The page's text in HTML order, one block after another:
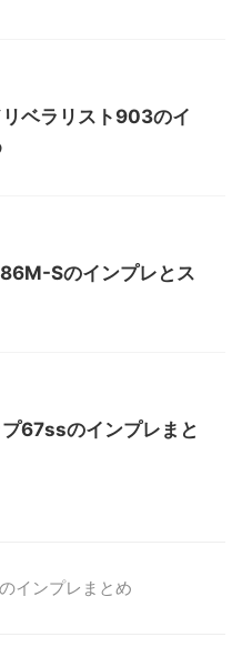
ベラリスト903のイ
Sのインプレとス
67ssのインプレまと
インプレまとめ